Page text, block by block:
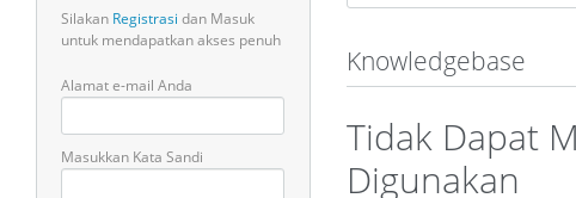
Silakan Registrasi dan Masuk
untuk mendapatkan akses penuh
Alamat e-mail Anda
Masukkan Kata Sandi
Knowledgebase
Tidak Dapat
Digunakan